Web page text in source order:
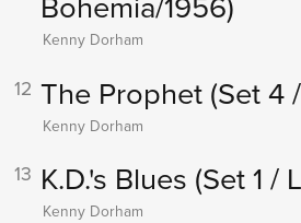
Kenny Dorham
12 The Prophet (Set 4
Kenny Dorham
13 K.D.'s Blues (Set 1 /
Kenny Dorham